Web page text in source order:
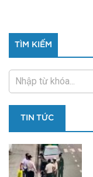
TÌM KIẾM
TIN TỨC